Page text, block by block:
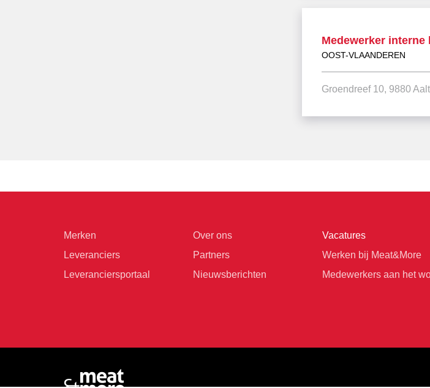
Medewerker
OOST-VLAANDEREN
Groendreef 10, 9880
Merken Over ons Vacatures
Leveranciers
Partners Werken bij Meat&More
Leveranciersportaal
Nieuwsberichten Medewerkers aan het